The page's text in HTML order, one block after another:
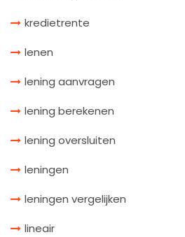
kredietrente
lenen
lening aanvragen
lening berekenen
lening oversluiten
leningen
leningen vergelijken
lineair